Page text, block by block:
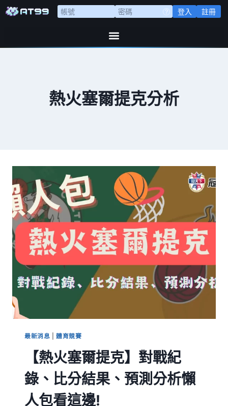
登入 註冊
熱火塞爾提克分析
最新消息 |體育競賽
【熱火塞爾提克】對戰紀
錄、比分結果、預測分析懶
人包看這邊!